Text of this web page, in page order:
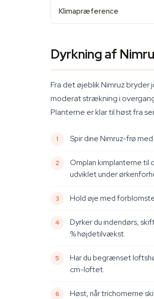
Klimapræference
Dyrkning af
Fra det øjeblik Nimruz bryder
moderat strækning i
Planterne er klar til høst fra
Spir dine Nimruz-frø
Omplan kimplanterne
udviklet under
Hold øje med
Dyrker du indendørs,
% højdetilvækst.
Har du begrænset
cm-loftet.
Høst, når trichomerne